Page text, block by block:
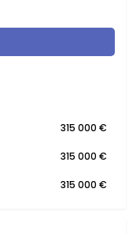
315 000 €
315 000 €
315 000 €